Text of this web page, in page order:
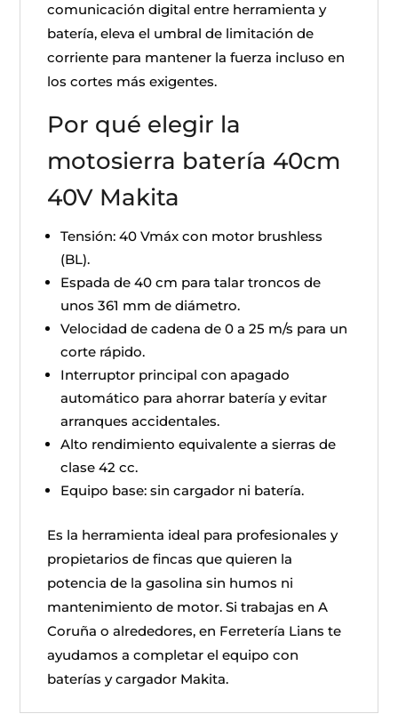
comunicación digital entre herramienta y
batería, eleva el umbral de limitación de
corriente para mantener la fuerza incluso en
los cortes más exigentes.
Por qué elegir la
motosierra batería 40cm
40V Makita
Tensión: 40 Vmáx con motor brushless
(BL).
Espada de 40 cm para talar troncos de
unos 361 mm de diámetro.
Velocidad de cadena de 0 a 25 m/s para un
corte rápido.
Interruptor principal con apagado
automático para ahorrar batería y evitar
arranques accidentales.
Alto rendimiento equivalente a sierras de
clase 42 cc.
Equipo base: sin cargador ni batería.
Es la herramienta ideal para profesionales y
propietarios de fincas que quieren la
potencia de la gasolina sin humos ni
mantenimiento de motor. Si trabajas en A
Coruña o alrededores, en Ferretería Lians te
ayudamos a completar el equipo con
baterías y cargador Makita.